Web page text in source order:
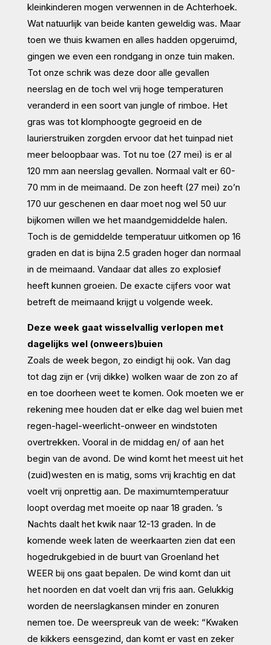
kleinkinderen mogen verwennen in de Achterhoek.
Wat natuurlijk van beide kanten geweldig was. Maar
toen we thuis kwamen en alles hadden opgeruimd,
gingen we even een rondgang in onze tuin maken.
Tot onze schrik was deze door alle gevallen
neerslag en de toch wel vrij hoge temperaturen
veranderd in een soort van jungle of rimboe. Het
gras was tot klomphoogte gegroeid en de
laurierstruiken zorgden ervoor dat het tuinpad niet
meer beloopbaar was. Tot nu toe (27 mei) is er al
120 mm aan neerslag gevallen. Normaal valt er 60-
70 mm in de meimaand. De zon heeft (27 mei) zo’n
170 uur geschenen en daar moet nog wel 50 uur
bijkomen willen we het maandgemiddelde halen.
Toch is de gemiddelde temperatuur uitkomen op 16
graden en dat is bijna 2.5 graden hoger dan normaal
in de meimaand. Vandaar dat alles zo explosief
heeft kunnen groeien. De exacte cijfers voor wat
betreft de meimaand krijgt u volgende week.
Deze week gaat wisselvallig verlopen met
dagelijks wel (onweers)buien
Zoals de week begon, zo eindigt hij ook. Van dag
tot dag zijn er (vrij dikke) wolken waar de zon zo af
en toe doorheen weet te komen. Ook moeten we er
rekening mee houden dat er elke dag wel buien met
regen-hagel-weerlicht-onweer en windstoten
overtrekken. Vooral in de middag en/ of aan het
begin van de avond. De wind komt het meest uit het
(zuid)westen en is matig, soms vrij krachtig en dat
voelt vrij onprettig aan. De maximumtemperatuur
loopt overdag met moeite op naar 18 graden. ’s
Nachts daalt het kwik naar 12-13 graden. In de
komende week laten de weerkaarten zien dat een
hogedrukgebied in de buurt van Groenland het
WEER bij ons gaat bepalen. De wind komt dan uit
het noorden en dat voelt dan vrij fris aan. Gelukkig
worden de neerslagkansen minder en zonuren
nemen toe. De weerspreuk van de week: “Kwaken
de kikkers eensgezind, dan komt er vast en zeker